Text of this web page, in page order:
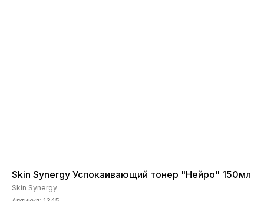
Skin Synergy Успокаивающий тонер "Нейро" 150мл
Skin Synergy